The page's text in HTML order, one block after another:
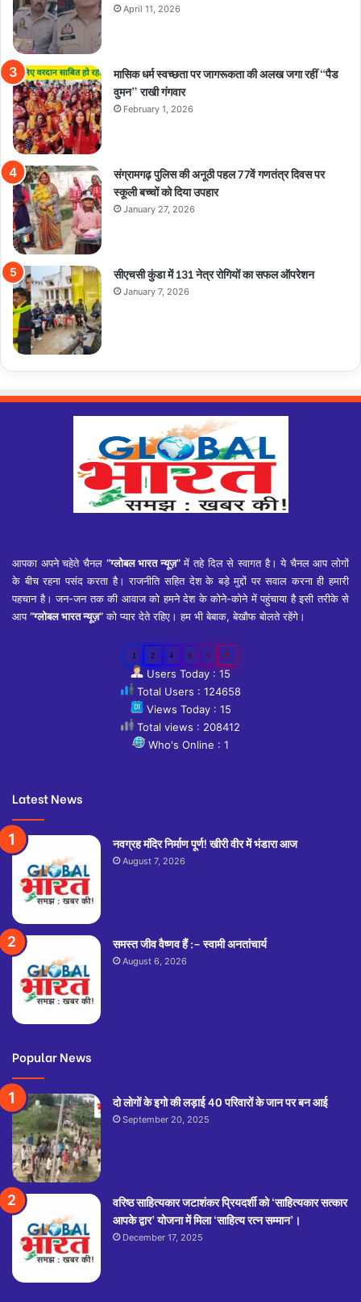
April 11, 2026
मासिक धर्म स्वच्छता पर जागरूकता की अलख जगा रहीं “पैड
वुमन” राखी गंगवार
February 1, 2026
संग्रामगढ़ पुलिस की अनूठी पहल 77वें गणतंत्र दिवस पर
स्कूली बच्चों को दिया उपहार
January 27, 2026
सीएचसी कुंडा में 131 नेत्र रोगियों का सफल ऑपरेशन
January 7, 2026
आपका अपने चहेते चैनल “ग्लोबल भारत न्यूज़”में तहे दिल से स्वागत है। ये चैनल आप लोगों
के बीच रहना पसंद करता है। राजनीति सहित देश के बड़े मुद्दों पर सवाल करना ही हमारी
पहचान है। जन-जन तक की आवाज को हमने देश के कोने-कोने में पहुंचाया है इसी तरीके से
आप“ग्लोबल भारत न्यूज़”को प्यार देते रहिए। हम भी बेबाक, बेखौफ बोलते रहेंगे।
1 2 4 6 5 8
Users Today : 15
Total Users : 124658
Views Today : 15
Total views : 208412
Who's Online : 1
Latest News
नवग्रह मंदिर निर्माण पूर्ण! खीरी वीर में भंडारा आज
August 7, 2026
समस्त जीव वैष्णव हैं :– स्वामी अनतांचार्य
August 6, 2026
Popular News
दो लोगों के इगो की लड़ाई 40 परिवारों के जान पर बन आई
September 20, 2025
वरिष्ठ साहित्यकार जटाशंकर प्रियदर्शी को ‘साहित्यकार सत्कार
आपके द्वार’ योजना में मिला ‘साहित्य रत्न सम्मान’।
December 17, 2025